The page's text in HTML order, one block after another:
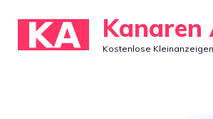
Inhalt
springen
Kanaren
Kostenlose